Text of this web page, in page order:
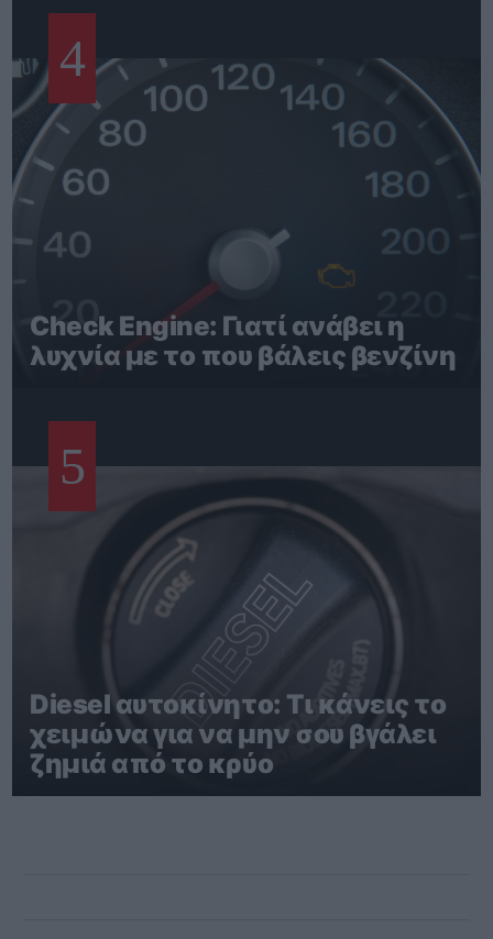
4
Check Engine: Γιατί ανάβει η
λυχνία με το που βάλεις βενζίνη
5
Diesel αυτοκίνητο: Τι κάνεις το
χειμώνα για να μην σου βγάλει
ζημιά από το κρύο